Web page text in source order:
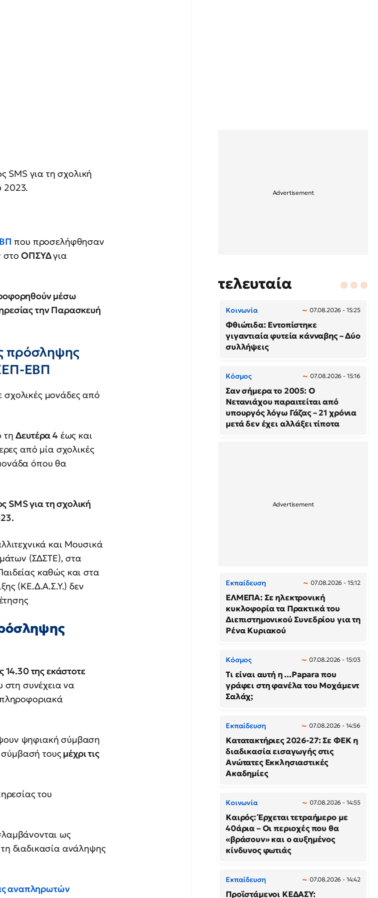
για τη σχολική
2023.
που προσελήφθησαν
στοΟΠΣΥΔγια
μέσω
την Παρασκευή
πρόσληψης
ΕΒΠ
μονάδες από
τηΔευτέρα 4έως και
από μία σχολικές
όπου θα
για τη σχολική
και Μουσικά
(ΣΔΣΤΕ), στα
καθώς και στα
(ΚΕ.Δ.Α.Σ.Υ.) δεν
14.30 της εκάστοτε
στη συνέχεια να
ψηφιακή σύμβαση
τουςμέχρι τις
του
ως
διαδικασία ανάληψης
αναπληρωτών
τελευταία
Κοινωνία 07.08.2026 - 15:25
Φθιώτιδα: Εντοπίστηκε
γιγαντιαία φυτεία κάνναβης – Δύο
συλλήψεις
Κόσμος 07.08.2026 - 15:16
Σαν σήμερα το 2005: Ο
Νετανιάχου παραιτείται από
υπουργός λόγω Γάζας – 21 χρόνια
μετά δεν έχει αλλάξει τίποτα
Εκπαίδευση 07.08.2026 - 15:12
ΕΛΜΕΠΑ: Σε ηλεκτρονική
κυκλοφορία τα Πρακτικά του
Διεπιστημονικού Συνεδρίου για τη
Ρένα Κυριακού
Κόσμος 07.08.2026 - 15:03
Τι είναι αυτή η ...Papara που
γράφει στη φανέλα του Μοχάμεντ
Σαλάχ;
Εκπαίδευση 07.08.2026 - 14:56
Κατατακτήριες 2026-27: Σε ΦΕΚ η
διαδικασία εισαγωγής στις
Ανώτατες Εκκλησιαστικές
Ακαδημίες
Κοινωνία 07.08.2026 - 14:55
Καιρός: Έρχεται τετραήμερο με
40άρια – Οι περιοχές που θα
«βράσουν» και ο αυξημένος
κίνδυνος φωτιάς
Εκπαίδευση 07.08.2026 - 14:42
Προϊστάμενοι ΚΕΔΑΣΥ: